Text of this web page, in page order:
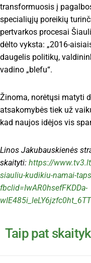
transformuosis į
specialiųjų poreikių
pertvarkos procesai
dėlto vyksta: „2016-
daugelis politikų,
vadino „blefu“.
Žinoma, norėtųsi matyti
atsakomybės tiek už
kad naujos idėjos vis
Linos Jakubauskienės
skaityti: https://
siauliu-kudikiu-namai-
fbclid=IwAR0hsefFKDDa-
Taip pat